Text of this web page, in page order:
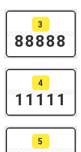
3
88888
4
11111
5